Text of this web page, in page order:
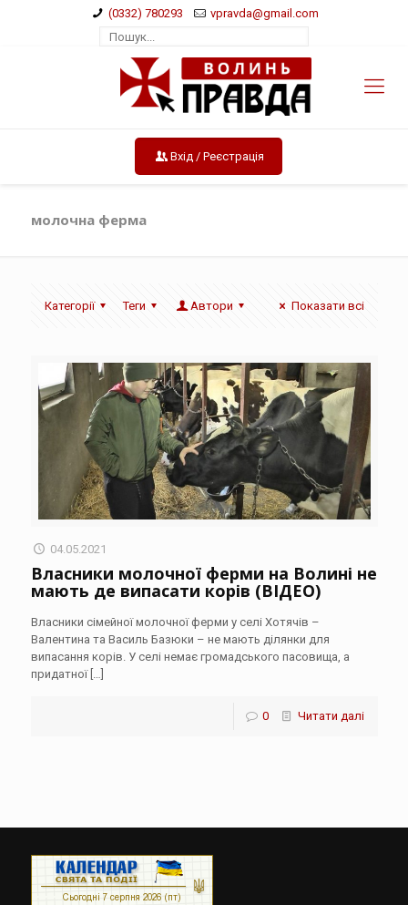
(0332) 780293 vpravda@gmail.com
Вхід / Реєстрація
молочна ферма
Категорії Теги Автори Показати всі
04.05.2021
Власники молочної ферми на Волині не
мають де випасати корів (ВІДЕО)
Власники сімейної молочної ферми у селі Хотячів –
Валентина та Василь Базюки – не мають ділянки для
випасання корів. У селі немає громадського пасовища, а
придатної[…]
0 Читати далі